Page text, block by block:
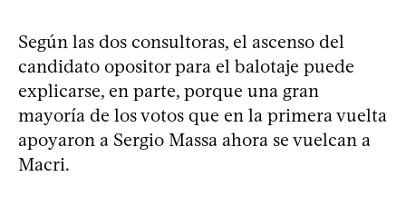
Según las dos consultoras, el ascenso del
candidato opositor para el balotaje puede
explicarse, en parte, porque una gran
mayoría de los votos que en la primera vuelta
apoyaron a Sergio Massa ahora se vuelcan a
Macri.